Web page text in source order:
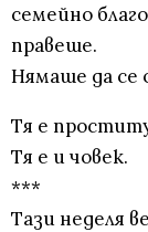
семейно
правеше.
Нямаше да се
Тя е
Тя е и човек.
***
Тази неделя